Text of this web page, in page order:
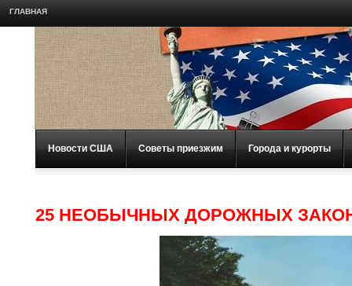
ГЛАВНАЯ
Новости США Советы приезжим Города и курорты
25 НЕОБЫЧНЫХ ДОРОЖНЫХ